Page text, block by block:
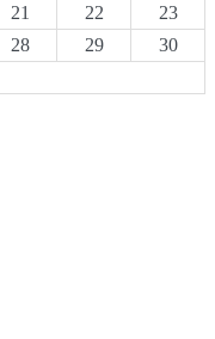
21 22
23
28 29
30